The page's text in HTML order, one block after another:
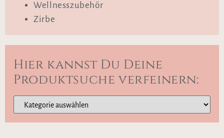
Wellnesszubehör
Zirbe
Hier kannst Du Deine
Produktsuche verfeinern: